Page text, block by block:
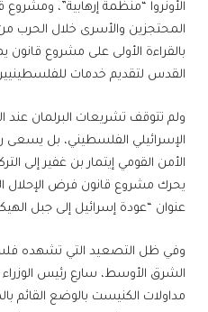
الأونروا “منظمة إرهابية”،
المحتجزين والأسرى خلال الحرب
بالقراءة الأولى على مشروع
القدس لتقديم خدمات
ولم تتوقف تشريعات البرلمان عند
الإسرائيلي الفلسطيني، بل
الأمن القومي إيتمار بن غفير إلى
يحرك مشروع قانون فرض الإحلال
عنوان “عودة إسرائيل إلى جبل
وفي ظل التصعيد التي تشهده
الشرق الأوسط، سارع رئيس الوزراء
مداولات الكنيست بالوضع القائم